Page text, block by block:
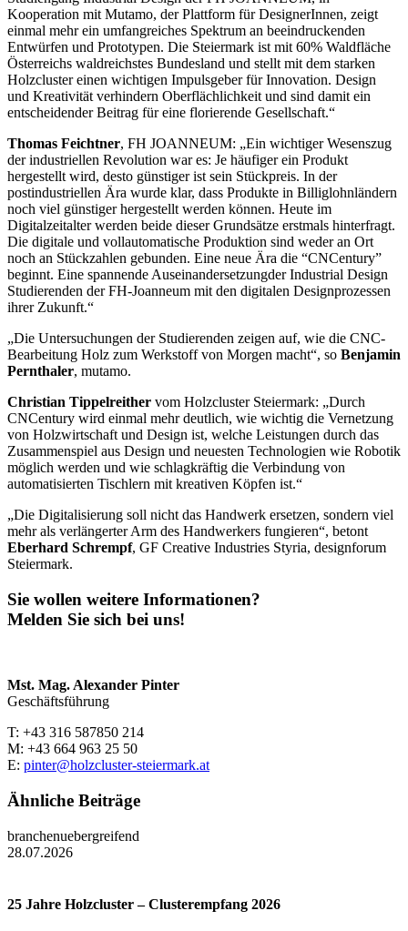
Kooperation mit Mutamo, der Plattform für DesignerInnen, zeigt
einmal mehr ein umfangreiches Spektrum an beeindruckenden
Entwürfen und Prototypen. Die Steiermark ist mit 60% Waldfläche
Österreichs waldreichstes Bundesland und stellt mit dem starken
Holzcluster einen wichtigen Impulsgeber für Innovation. Design
und Kreativität verhindern Oberflächlichkeit und sind damit ein
entscheidender Beitrag für eine florierende Gesellschaft.“
Thomas Feichtner, FH JOANNEUM: „Ein wichtiger Wesenszug
der industriellen Revolution war es: Je häufiger ein Produkt
hergestellt wird, desto günstiger ist sein Stückpreis. In der
postindustriellen Ära wurde klar, dass Produkte in Billiglohnländern
noch viel günstiger hergestellt werden können. Heute im
Digitalzeitalter werden beide dieser Grundsätze erstmals hinterfragt.
Die digitale und vollautomatische Produktion sind weder an Ort
noch an Stückzahlen gebunden. Eine neue Ära die “CNCentury”
beginnt. Eine spannende Auseinandersetzungder Industrial Design
Studierenden der FH-Joanneum mit den digitalen Designprozessen
ihrer Zukunft.“
„Die Untersuchungen der Studierenden zeigen auf, wie die CNC-
Bearbeitung Holz zum Werkstoff von Morgen macht“, so Benjamin
Pernthaler, mutamo.
Christian Tippelreither vom Holzcluster Steiermark: „Durch
CNCentury wird einmal mehr deutlich, wie wichtig die Vernetzung
von Holzwirtschaft und Design ist, welche Leistungen durch das
Zusammenspiel aus Design und neuesten Technologien wie Robotik
möglich werden und wie schlagkräftig die Verbindung von
automatisierten Tischlern mit kreativen Köpfen ist.“
„Die Digitalisierung soll nicht das Handwerk ersetzen, sondern viel
mehr als verlängerter Arm des Handwerkers fungieren“, betont
Eberhard Schrempf, GF Creative Industries Styria, designforum
Steiermark.
Sie wollen weitere Informationen?
Melden Sie sich bei uns!
Mst. Mag. Alexander Pinter
Geschäftsführung
T: +43 316 587850 214
M: +43 664 963 25 50
E: pinter@holzcluster-steiermark.at
Ähnliche Beiträge
branchenuebergreifend
28.07.2026
25 Jahre Holzcluster – Clusterempfang 2026